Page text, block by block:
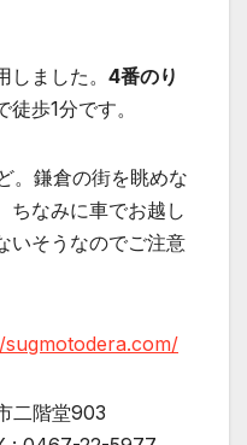
しました。 4番のり
徒歩1分です。
。鎌倉の街を眺めな
ちなみに車でお越し
いそうなのでご注意
二階堂903